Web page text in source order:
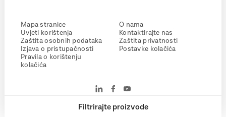
Filtrirajte proizvode
Mapa stranice
Uvjeti korištenja
Zaštita osobnih podataka
Izjava o pristupačnosti
Pravila o korištenju
kolačića
O nama
Kontaktirajte nas
Zaštita privatnosti
Postavke kolačića